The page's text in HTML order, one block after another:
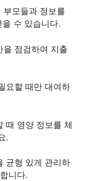
부모들과 정보를
수 있습니다.
을 점검하여 지출
요할 때만 대여하
때 영양 정보를 체
.
균형 있게 관리하
니다.